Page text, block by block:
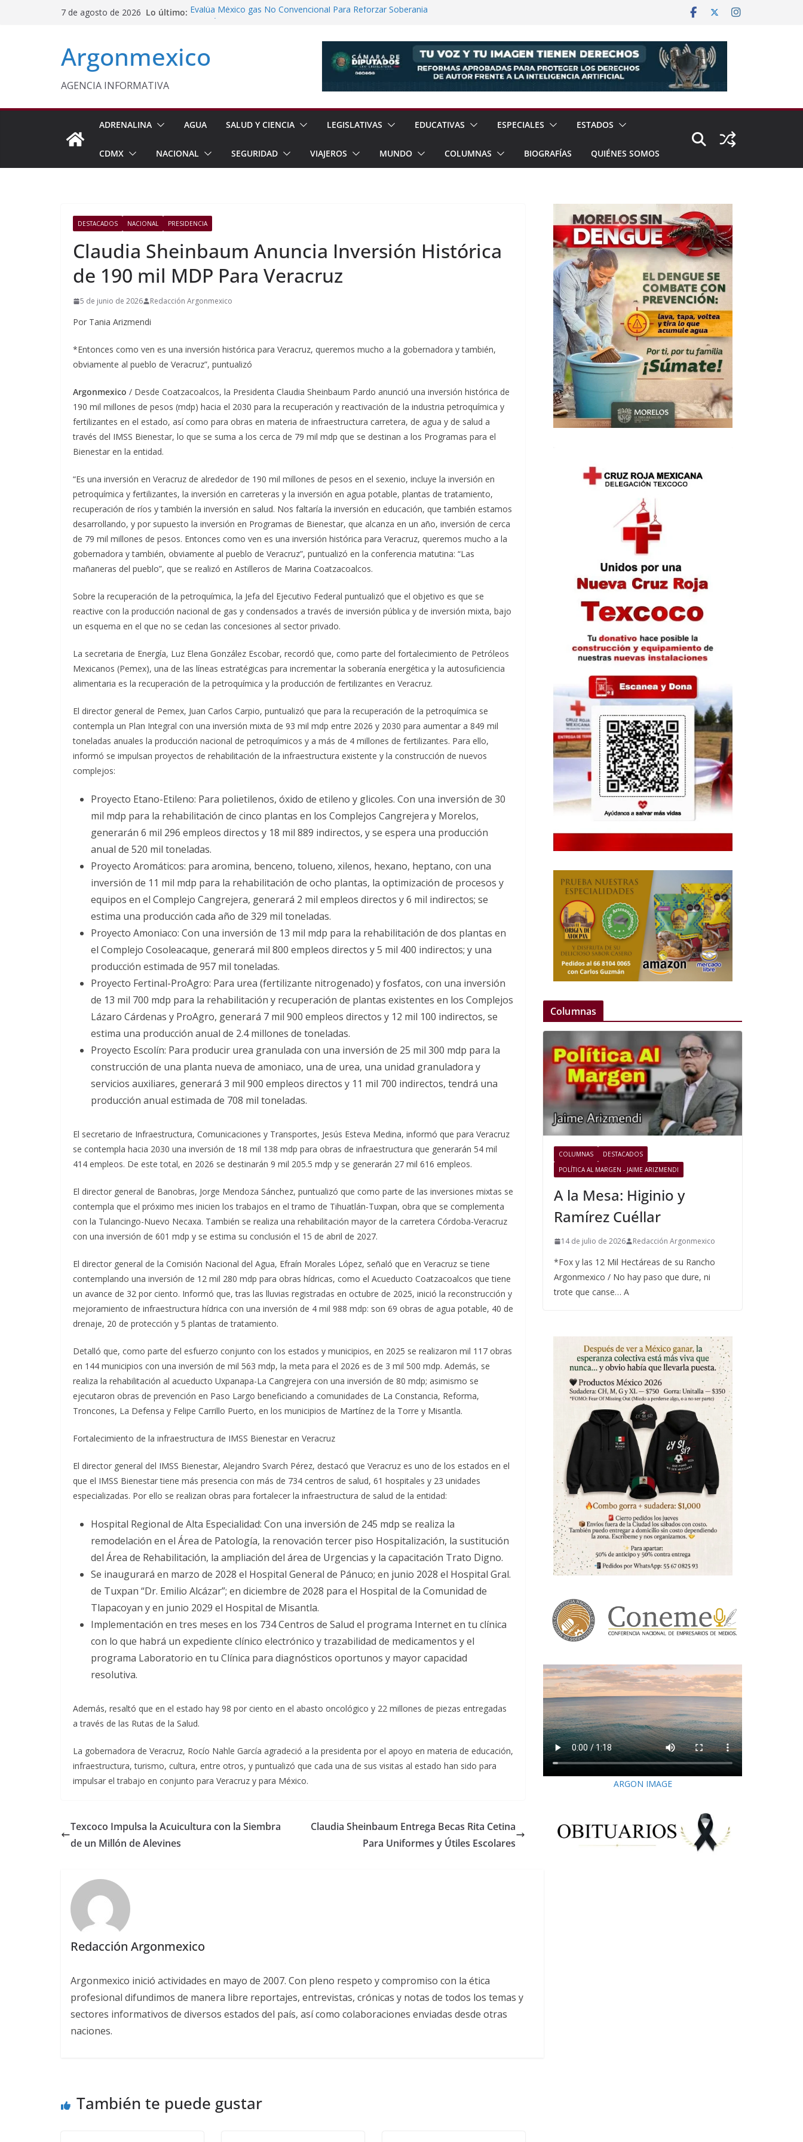
7 de agosto de 2026 Lo último: Evalúa México gas No Convencional Para Reforzar Soberanía
Texcoco Fortalece Prestaciones de Trabajadores del
Aseguran Casi 10 Millones de Cigarrillos Apócrifos en
Michoacán
Argonmexico
AGENCIA INFORMATIVA
ADRENALINA AGUA SALUD Y CIENCIA LEGISLATIVAS EDUCATIVAS ESPECIALES ESTADOS
CDMX NACIONAL SEGURIDAD VIAJEROS MUNDO COLUMNAS BIOGRAFÍAS QUIÉNES SOMOS
DESTACADOS NACIONAL PRESIDENCIA
Claudia Sheinbaum Anuncia Inversión Histórica
de 190 mil MDP Para Veracruz
5 de junio de 2026 Redacción Argonmexico
Por Tania Arizmendi
*Entonces como ven es una inversión histórica para Veracruz, queremos mucho a la gobernadora y también,
obviamente al pueblo de Veracruz”, puntualizó
Argonmexico / Desde Coatzacoalcos, la Presidenta Claudia Sheinbaum Pardo anunció una inversión histórica de
190 mil millones de pesos (mdp) hacia el 2030 para la recuperación y reactivación de la industria petroquímica y
fertilizantes en el estado, así como para obras en materia de infraestructura carretera, de agua y de salud a
través del IMSS Bienestar, lo que se suma a los cerca de 79 mil mdp que se destinan a los Programas para el
Bienestar en la entidad.
“Es una inversión en Veracruz de alrededor de 190 mil millones de pesos en el sexenio, incluye la inversión en
petroquímica y fertilizantes, la inversión en carreteras y la inversión en agua potable, plantas de tratamiento,
recuperación de ríos y también la inversión en salud. Nos faltaría la inversión en educación, que también estamos
desarrollando, y por supuesto la inversión en Programas de Bienestar, que alcanza en un año, inversión de cerca
de 79 mil millones de pesos. Entonces como ven es una inversión histórica para Veracruz, queremos mucho a la
gobernadora y también, obviamente al pueblo de Veracruz”, puntualizó en la conferencia matutina: “Las
mañaneras del pueblo”, que se realizó en Astilleros de Marina Coatzacoalcos.
Sobre la recuperación de la petroquímica, la Jefa del Ejecutivo Federal puntualizó que el objetivo es que se
reactive con la producción nacional de gas y condensados a través de inversión pública y de inversión mixta, bajo
un esquema en el que no se cedan las concesiones al sector privado.
La secretaria de Energía, Luz Elena González Escobar, recordó que, como parte del fortalecimiento de Petróleos
Mexicanos (Pemex), una de las líneas estratégicas para incrementar la soberanía energética y la autosuficiencia
alimentaria es la recuperación de la petroquímica y la producción de fertilizantes en Veracruz.
El director general de Pemex, Juan Carlos Carpio, puntualizó que para la recuperación de la petroquímica se
contempla un Plan Integral con una inversión mixta de 93 mil mdp entre 2026 y 2030 para aumentar a 849 mil
toneladas anuales la producción nacional de petroquímicos y a más de 4 millones de fertilizantes. Para ello,
informó se impulsan proyectos de rehabilitación de la infraestructura existente y la construcción de nuevos
complejos:
Proyecto Etano-Etileno: Para polietilenos, óxido de etileno y glicoles. Con una inversión de 30
mil mdp para la rehabilitación de cinco plantas en los Complejos Cangrejera y Morelos,
generarán 6 mil 296 empleos directos y 18 mil 889 indirectos, y se espera una producción
anual de 520 mil toneladas.
Proyecto Aromáticos: para aromina, benceno, tolueno, xilenos, hexano, heptano, con una
inversión de 11 mil mdp para la rehabilitación de ocho plantas, la optimización de procesos y
equipos en el Complejo Cangrejera, generará 2 mil empleos directos y 6 mil indirectos; se
estima una producción cada año de 329 mil toneladas.
Proyecto Amoniaco: Con una inversión de 13 mil mdp para la rehabilitación de dos plantas en
el Complejo Cosoleacaque, generará mil 800 empleos directos y 5 mil 400 indirectos; y una
producción estimada de 957 mil toneladas.
Proyecto Fertinal-ProAgro: Para urea (fertilizante nitrogenado) y fosfatos, con una inversión
de 13 mil 700 mdp para la rehabilitación y recuperación de plantas existentes en los Complejos
Lázaro Cárdenas y ProAgro, generará 7 mil 900 empleos directos y 12 mil 100 indirectos, se
estima una producción anual de 2.4 millones de toneladas.
Proyecto Escolín: Para producir urea granulada con una inversión de 25 mil 300 mdp para la
construcción de una planta nueva de amoniaco, una de urea, una unidad granuladora y
servicios auxiliares, generará 3 mil 900 empleos directos y 11 mil 700 indirectos, tendrá una
producción anual estimada de 708 mil toneladas.
El secretario de Infraestructura, Comunicaciones y Transportes, Jesús Esteva Medina, informó que para Veracruz
se contempla hacia 2030 una inversión de 18 mil 138 mdp para obras de infraestructura que generarán 54 mil
414 empleos. De este total, en 2026 se destinarán 9 mil 205.5 mdp y se generarán 27 mil 616 empleos.
El director general de Banobras, Jorge Mendoza Sánchez, puntualizó que como parte de las inversiones mixtas se
contempla que el próximo mes inicien los trabajos en el tramo de Tihuatlán-Tuxpan, obra que se complementa
con la Tulancingo-Nuevo Necaxa. También se realiza una rehabilitación mayor de la carretera Córdoba-Veracruz
con una inversión de 601 mdp y se estima su conclusión el 15 de abril de 2027.
El director general de la Comisión Nacional del Agua, Efraín Morales López, señaló que en Veracruz se tiene
contemplando una inversión de 12 mil 280 mdp para obras hídricas, como el Acueducto Coatzacoalcos que tiene
un avance de 32 por ciento. Informó que, tras las lluvias registradas en octubre de 2025, inició la reconstrucción y
mejoramiento de infraestructura hídrica con una inversión de 4 mil 988 mdp: son 69 obras de agua potable, 40 de
drenaje, 20 de protección y 5 plantas de tratamiento.
Detalló que, como parte del esfuerzo conjunto con los estados y municipios, en 2025 se realizaron mil 117 obras
en 144 municipios con una inversión de mil 563 mdp, la meta para el 2026 es de 3 mil 500 mdp. Además, se
realiza la rehabilitación al acueducto Uxpanapa-La Cangrejera con una inversión de 80 mdp; asimismo se
ejecutaron obras de prevención en Paso Largo beneficiando a comunidades de La Constancia, Reforma,
Troncones, La Defensa y Felipe Carrillo Puerto, en los municipios de Martínez de la Torre y Misantla.
Fortalecimiento de la infraestructura de IMSS Bienestar en Veracruz
El director general del IMSS Bienestar, Alejandro Svarch Pérez, destacó que Veracruz es uno de los estados en el
que el IMSS Bienestar tiene más presencia con más de 734 centros de salud, 61 hospitales y 23 unidades
especializadas. Por ello se realizan obras para fortalecer la infraestructura de salud de la entidad:
Hospital Regional de Alta Especialidad: Con una inversión de 245 mdp se realiza la
remodelación en el Área de Patología​, la renovación tercer piso Hospitalización​, la sustitución
del Área de Rehabilitación​, la ampliación del área de Urgencias​ y la capacitación Trato Digno.
Se inaugurará en marzo de 2028 el Hospital General de Pánuco; en junio 2028 el Hospital Gral.
de Tuxpan “Dr. Emilio Alcázar”; en diciembre de 2028 para el Hospital de la Comunidad de
Tlapacoyan y en junio 2029 el Hospital de Misantla.
Implementación en tres meses en los 734 Centros de Salud el programa Internet en tu clínica
con lo que habrá un expediente clínico electrónico y trazabilidad de medicamentos y el
programa Laboratorio en tu Clínica para diagnósticos oportunos y mayor capacidad
resolutiva.
Además, resaltó que en el estado hay 98 por ciento en el abasto oncológico y 22 millones de piezas entregadas
a través de las Rutas de la Salud.
La gobernadora de Veracruz, Rocío Nahle García agradeció a la presidenta por el apoyo en materia de educación,
infraestructura, turismo, cultura, entre otros, y puntualizó que cada una de sus visitas al estado han sido para
impulsar el trabajo en conjunto para Veracruz y para México.
Texcoco Impulsa la Acuicultura con la Siembra
de un Millón de Alevines
Claudia Sheinbaum Entrega Becas Rita Cetina
Para Uniformes y Útiles Escolares
Redacción Argonmexico
Argonmexico inició actividades en mayo de 2007. Con pleno respeto y compromiso con la ética
profesional difundimos de manera libre reportajes, entrevistas, crónicas y notas de todos los temas y
sectores informativos de diversos estados del país, así como colaboraciones enviadas desde otras
naciones.
También te puede gustar
Columnas
COLUMNAS
DESTACADOS
POLÍTICA AL MARGEN - JAIME ARIZMENDI
A la Mesa: Higinio y
Ramírez Cuéllar
14 de julio de 2026 Redacción Argonmexico
*Fox y las 12 Mil Hectáreas de su Rancho
Argonmexico / No hay paso que dure, ni
trote que canse… A
ARGON IMAGE